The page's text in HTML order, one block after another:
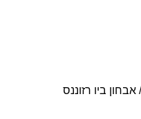
אבחון ביו רזוננס